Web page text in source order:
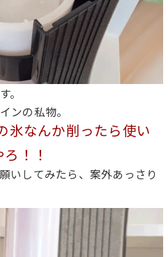
。
ンの私物。
氷なんか削ったら使い
！！
いしてみたら、案外あっさり